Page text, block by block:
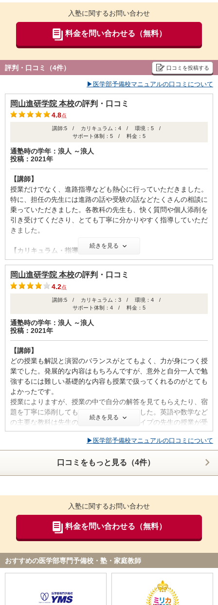
入塾に関するお問い合わせ
料金を問い合わせる（無料）
評判・口コミ（4件） 口コミを投稿する
▶医学部予備校マニュアルの口コミについて
岡山進研学院 本校の評判・口コミ
4.8点
講師:5 / カリキュラム：4 / 環境：5 /
サポート体制：5 / 料金：5
通塾時の学年：浪人 ～浪人
投稿：2021年
【講師】
授業だけでなく、進路指導なども熱心に行っていただきました。
特に、担任の先生には進路の話や受験の話などたくさんの相談に
乗っていただきました。各教科の先生も、快く質問や個人添削を
引き受けてくださり、とても丁寧に分かりやすく指導していただ
きました。
【カリキュラム・指導方針・授業内容】
志望校の難易度別にカリキュラムが組まれていて、夏期講習、冬
期講習なども充実しています。また、校内で毎週土曜日にテスト
が行われており、モチベーションが維持出来ました。外部模試な
ども多く受けることが出来、志望校に合わせた指導を受けられま
【校舎内外の環境について（自習室、交通の便、治安、立地な
ど） 】
校舎内は清潔に保たれており、自習室も静かで集中できる環境で
す。また、校内に友達と話したり食事をしたりして休憩できるス
ペースも用意してあり、勉強できる環境は整っています。いつで
も赤本の貸し出しを無料で行っているのも良い点です。
【サポート体制】
定期的な面談で相談や進路のアドバイスなどをしていただけま
す。また、受験に関して個人的に気になることや相談があれば、
いつでも快く聞いていただけます。担任の先生はいますが、それ
一般的な大手予備校と比べ、学費は非常に安いように感じられま
す。また、特待生テストという制度があり、学力に応じてさらに
を工夫すれば高額な料金を払わずとも十分に学習できます。
【良かった点（改善してほしい点） 】
一般的な大手予備校と比べやや小規模ですが、だからこそ生徒一
人一人を気にかけて手厚くサポートしてくださる予備校です。予
いる予備校は他にないと思います。
不適切な口コミを報告する
続きを見る
岡山進研学院 本校の評判・口コミ
4.2点
講師:5 / カリキュラム：3 / 環境：4 /
サポート体制：4 / 料金：5
通塾時の学年：浪人 ～浪人
投稿：2021年
【講師】
どの授業も解説と演習のバランスがとてもよく、力が身につく授
業でした。発展的な内容はもちろんですが、意外と自分一人で勉
強するには難しい基礎的な内容も授業で扱ってくれるのがとても
よかったです。
授業によりますが、授業の中で自分の解答を見てもらえたり、宿
題を丁寧に添削してもらえる授業もありました。英語や数学など
の主要な教科は先生の数が多く、色々なタイプの先生の授業が受
けられたのがとてもよかったです。
一人一人の先生が予備校内にいらっしゃる時間は限られるので、
質問に行くときは先生がいらっしゃる時間を受付などで聞いてお
くと質問しやすかったです。
医学部受験のコースはありますが、大手予備校のような医学部受
験の人だけが集まったクラスはありません。大体の授業はほかの
難関大志望の人たちと同じ授業を受けて、医学部コースの人は英
語と数学の発展的な授業が週に一回ずつあります。授業のレベル
が教科ごとに変えられるのが便利な点だと思います。
【校舎内外の環境について（自習室、交通の便、治安、立地な
ど） 】
建物自体は古いですが、教室も自習室も毎日とても綺麗に清掃さ
れているので、勉強に身が入りました。自習室は机も広くて静か
だったのでとてもよかったです。 駅から歩ける距離で、コンビ
続きを見る
▶医学部予備校マニュアルの口コミについて
口コミをもっと見る（4件）
入塾に関するお問い合わせ
料金を問い合わせる（無料）
おすすめの医学部専門予備校・塾・家庭教師